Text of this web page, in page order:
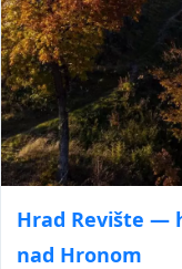
Hrad Revište —
nad Hronom